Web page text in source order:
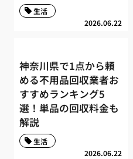
2026.06.22
生活
神奈川県で1点から頼
める不用品回収業者お
すすめランキング5
選！単品の回収料金も
解説
2026.06.22
生活